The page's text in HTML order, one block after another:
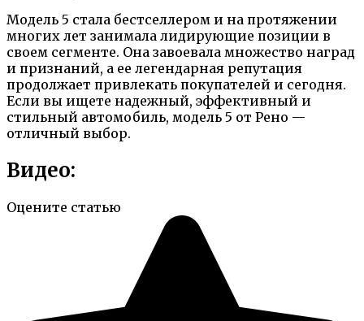
Модель 5 стала бестселлером и на протяжении
многих лет занимала лидирующие позиции в
своем сегменте. Она завоевала множество наград
и признаний, а ее легендарная репутация
продолжает привлекать покупателей и сегодня.
Если вы ищете надежный, эффективный и
стильный автомобиль, модель 5 от Рено —
отличный выбор.
Видео:
Оцените статью